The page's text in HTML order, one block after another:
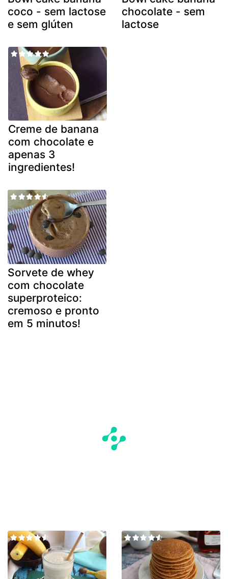
coco - sem lactose
e sem glúten
chocolate - sem
lactose
Creme de banana
com chocolate e
apenas 3
ingredientes!
Sorvete de whey
com chocolate
superproteico:
cremoso e pronto
em 5 minutos!